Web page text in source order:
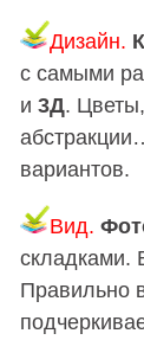
Дизайн.
с самыми
и3Д.
вариантов.
Вид.
складками.
Правильно